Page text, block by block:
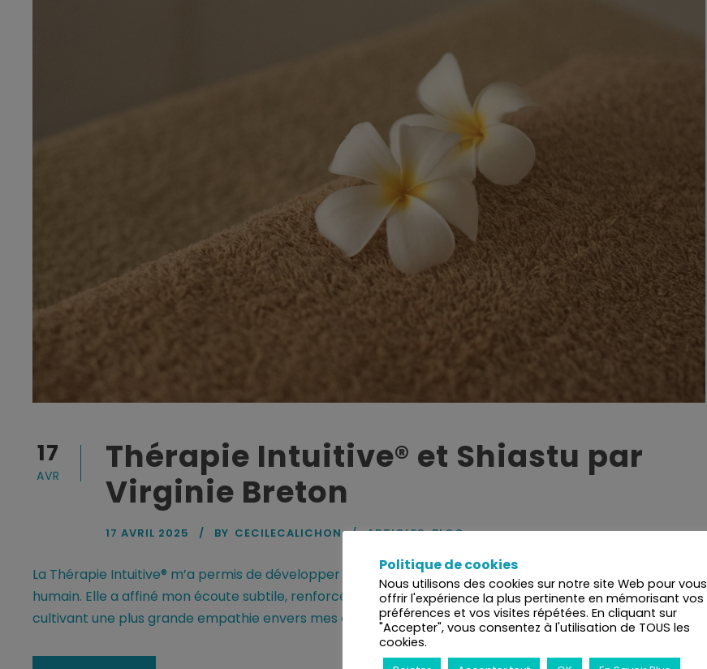
17
AVR
Thérapie Intuitive® et Shiastu par
Virginie Breton
17 AVRIL 2025 BY CECILECALICHON ARTICLES, BLOG
La Thérapie Intuitive® m’a permis de développer une conscience élargie du fonctionnement de l’être
humain. Elle a affiné mon écoute subtile, renforcé mon ressenti kinesthésique lors du toucher, tout en
cultivant une plus grande empathie envers mes clients.
Politique de cookies
Nous utilisons des cookies sur notre site Web pour vous
offrir l'expérience la plus pertinente en mémorisant vos
préférences et vos visites répétées. En cliquant sur
"Accepter", vous consentez à l'utilisation de TOUS les
cookies.